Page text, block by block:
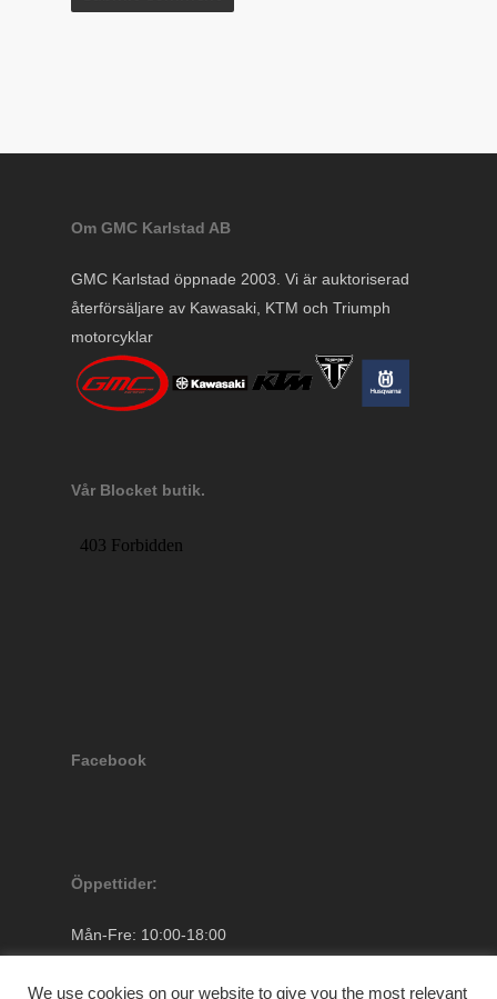
Om GMC Karlstad AB
GMC Karlstad öppnade 2003. Vi är auktoriserad
återförsäljare av Kawasaki, KTM och Triumph
motorcyklar
Vår Blocket butik.
Facebook
Öppettider:
Mån-Fre: 10:00-18:00
Söndag: Stängt
We use cookies on our website to give you the most relevant